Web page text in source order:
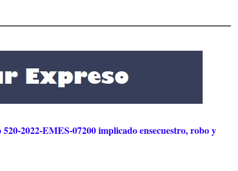
2022-EMES-07200 implicado ensecuestro, robo y